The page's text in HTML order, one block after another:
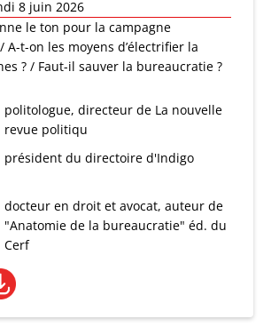
8 juin 2026
le ton pour la campagne
t-on les moyens d’électrifier la
? / Faut-il sauver la bureaucratie ?
politologue, directeur de La nouvelle
revue politiqu
président du directoire d'Indigo
docteur en droit et avocat, auteur de
"Anatomie de la bureaucratie" éd. du
Cerf